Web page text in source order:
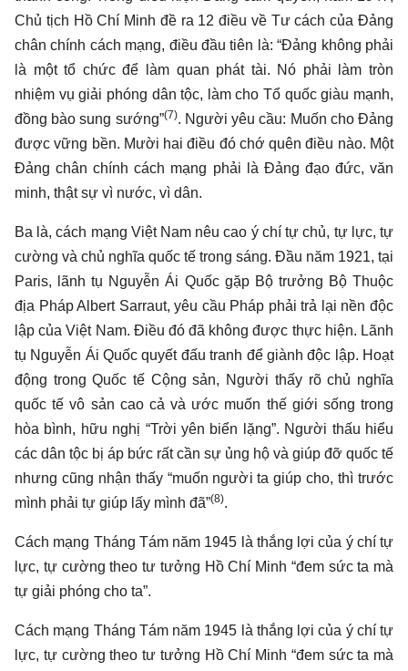
Chủ tịch Hồ Chí Minh đề ra 12 điều về Tư cách của Đảng
chân chính cách mạng, điều đầu tiên là: “Đảng không phải
là một tổ chức để làm quan phát tài. Nó phải làm tròn
nhiệm vụ giải phóng dân tộc, làm cho Tổ quốc giàu mạnh,
đồng bào sung sướng”(7). Người yêu cầu: Muốn cho Đảng
được vững bền. Mười hai điều đó chớ quên điều nào. Một
Đảng chân chính cách mạng phải là Đảng đạo đức, văn
minh, thật sự vì nước, vì dân.
Ba là, cách mạng Việt Nam nêu cao ý chí tự chủ, tự lực, tự
cường và chủ nghĩa quốc tế trong sáng. Đầu năm 1921, tại
Paris, lãnh tụ Nguyễn Ái Quốc gặp Bộ trưởng Bộ Thuộc
địa Pháp Albert Sarraut, yêu cầu Pháp phải trả lại nền độc
lập của Việt Nam. Điều đó đã không được thực hiện. Lãnh
tụ Nguyễn Ái Quốc quyết đấu tranh để giành độc lập. Hoạt
động trong Quốc tế Cộng sản, Người thấy rõ chủ nghĩa
quốc tế vô sản cao cả và ước muốn thế giới sống trong
hòa bình, hữu nghị “Trời yên biển lặng”. Người thấu hiểu
các dân tộc bị áp bức rất cần sự ủng hộ và giúp đỡ quốc tế
nhưng cũng nhận thấy “muốn người ta giúp cho, thì trước
mình phải tự giúp lấy mình đã”(8).
Cách mạng Tháng Tám năm 1945 là thắng lợi của ý chí tự
lực, tự cường theo tư tưởng Hồ Chí Minh “đem sức ta mà
tự giải phóng cho ta”.
Cách mạng Tháng Tám năm 1945 là thắng lợi của ý chí tự
lực, tự cường theo tư tưởng Hồ Chí Minh “đem sức ta mà